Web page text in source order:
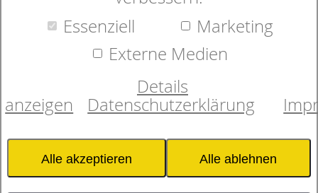
Essenziell
Marketing
Externe Medien
Details
anzeigen
Datenschutzerklärung
Alle akzeptieren Alle ablehnen
Herzlich Willkommen im
Online-Shop
Sie sorgfältig ausgewählte
Matratzen, Bettwaren und